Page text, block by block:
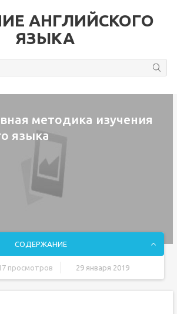
АНГЛИЙСКОГО
ЯЗЫКА
методика изучения
языка
СОДЕРЖАНИЕ
просмотров 29 января 2019